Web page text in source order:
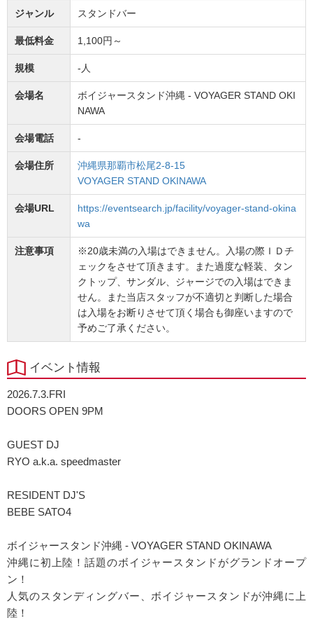
ジャンル スタンドバー
最低料金 1,100円～
規模 -人
会場名
ボイジャースタンド沖縄 - VOYAGER STAND OKI
NAWA
会場電話 -
会場住所
沖縄県那覇市松尾2-8-15
VOYAGER STAND OKINAWA
会場URL
https://eventsearch.jp/facility/voyager-stand-okina
wa
注意事項
※20歳未満の入場はできません。入場の際ＩＤチ
ェックをさせて頂きます。また過度な軽装、タン
クトップ、サンダル、ジャージでの入場はできま
せん。また当店スタッフが不適切と判断した場合
は入場をお断りさせて頂く場合も御座いますので
予めご了承ください。
イベント情報
2026.7.3.FRI
DOORS OPEN 9PM
GUEST DJ
RYO a.k.a. speedmaster
RESIDENT DJ'S
BEBE SATO4
ボイジャースタンド沖縄 - VOYAGER STAND OKINAWA
沖縄に初上陸！話題のボイジャースタンドがグランドオープ
ン！
人気のスタンディングバー、ボイジャースタンドが沖縄に上
陸！